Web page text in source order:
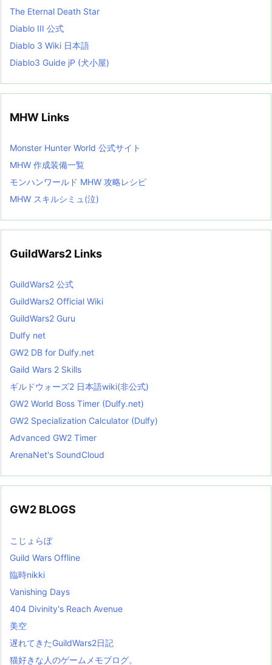
The Eternal Death Star
Diablo III 公式
Diablo 3 Wiki 日本語
Diablo3 Guide jP (犬小屋)
MHW Links
Monster Hunter World 公式サイト
MHW 作成装備一覧
モンハンワールド MHW 攻略レシピ
MHW スキルシミュ(泣)
GuildWars2 Links
GuildWars2 公式
GuildWars2 Official Wiki
GuildWars2 Guru
Dulfy net
GW2 DB for Dulfy.net
Gaild Wars 2 Skills
ギルドウォーズ2 日本語wiki(非公式)
GW2 World Boss Timer (Dulfy.net)
GW2 Specialization Calculator (Dulfy)
Advanced GW2 Timer
ArenaNet's SoundCloud
GW2 BLOGS
こじょらぼ
Guild Wars Offline
臨時nikki
Vanishing Days
404 Divinity's Reach Avenue
美空
遅れてきたGuildWars2日記
猫好きな人のゲームメモブログ。